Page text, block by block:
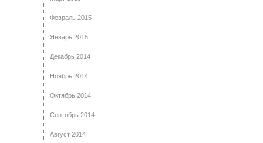
Февраль 2015
Январь 2015
Декабрь 2014
Ноябрь 2014
Октябрь 2014
Сентябрь 2014
Август 2014